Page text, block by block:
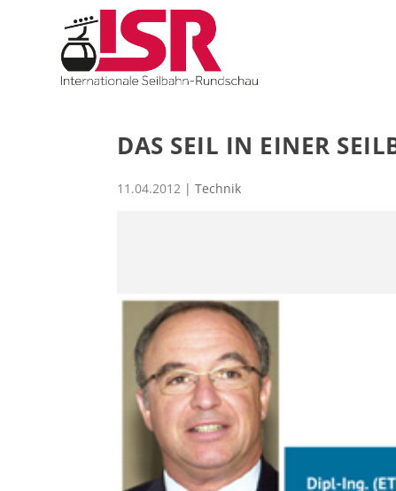
DAS SEIL IN EINER
11.04.2012 | Technik